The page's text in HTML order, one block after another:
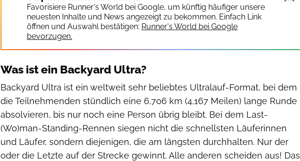
Favorisiere Runner's World bei Google, um künftig häufiger unsere
neuesten Inhalte und News angezeigt zu bekommen. Einfach Link
öffnen und Auswahl bestätigen: Runner's World bei Google
bevorzugen.
Was ist ein Backyard Ultra?
Backyard Ultra ist ein weltweit sehr beliebtes Ultralauf-Format, bei dem
die Teilnehmenden stündlich eine 6,706 km (4,167 Meilen) lange Runde
absolvieren, bis nur noch eine Person übrig bleibt. Bei dem Last-
(Wo)man-Standing-Rennen siegen nicht die schnellsten Läuferinnen
und Läufer, sondern diejenigen, die am längsten durchhalten. Nur der
oder die Letzte auf der Strecke gewinnt. Alle anderen scheiden aus! Das